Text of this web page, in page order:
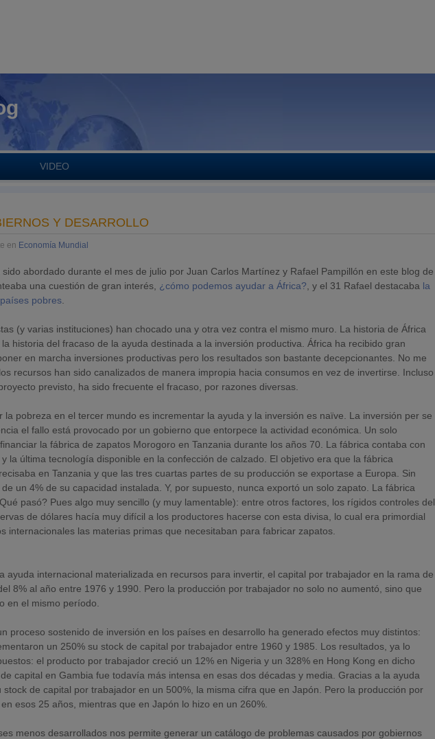
VIDEO
Y DESARROLLO
en Economía Mundial
abordado durante el mes de julio por Juan Carlos Martínez y Rafael Pampillón en este blog de
una cuestión de gran interés, ¿cómo podemos ayudar a África? , y el 31 Rafael destacaba la
pobres
(y varias instituciones) han chocado una y otra vez contra el mismo muro. La historia de África
historia del fracaso de la ayuda destinada a la inversión productiva. África ha recibido gran
en marcha inversiones productivas pero los resultados son bastante decepcionantes. No me
recursos han sido canalizados de manera impropia hacia consumos en vez de invertirse. Incluso
previsto, ha sido frecuente el fracaso, por razones diversas.
la pobreza en el tercer mundo es incrementar la ayuda y la inversión es naïve. La inversión per se
el fallo está provocado por un gobierno que entorpece la actividad económica. Un solo
la fábrica de zapatos Morogoro en Tanzania durante los años 70. La fábrica contaba con
la última tecnología disponible en la confección de calzado. El objetivo era que la fábrica
en Tanzania y que las tres cuartas partes de su producción se exportase a Europa. Sin
un 4% de su capacidad instalada. Y, por supuesto, nunca exportó un solo zapato. La fábrica
pasó? Pues algo muy sencillo (y muy lamentable): entre otros factores, los rígidos controles del
de dólares hacía muy difícil a los productores hacerse con esta divisa, lo cual era primordial
internacionales las materias primas que necesitaban para fabricar zapatos.
ayuda internacional materializada en recursos para invertir, el capital por trabajador en la rama de
8% al año entre 1976 y 1990. Pero la producción por trabajador no solo no aumentó, sino que
en el mismo período.
proceso sostenido de inversión en los países en desarrollo ha generado efectos muy distintos:
un 250% su stock de capital por trabajador entre 1960 y 1985. Los resultados, ya lo
el producto por trabajador creció un 12% en Nigeria y un 328% en Hong Kong en dicho
capital en Gambia fue todavía más intensa en esas dos décadas y media. Gracias a la ayuda
de capital por trabajador en un 500%, la misma cifra que en Japón. Pero la producción por
esos 25 años, mientras que en Japón lo hizo en un 260%.
menos desarrollados nos permite generar un catálogo de problemas causados por gobiernos